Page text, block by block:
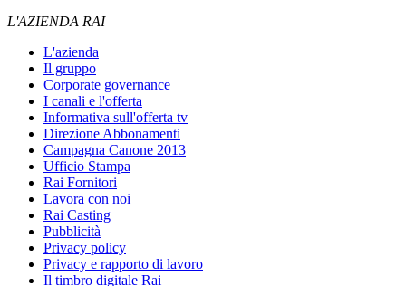
L'AZIENDA RAI
L'azienda
Il gruppo
Corporate governance
I canali e l'offerta
Informativa sull'offerta tv
Direzione Abbonamenti
Campagna Canone 2013
Ufficio Stampa
Rai Fornitori
Lavora con noi
Rai Casting
Pubblicità
Privacy policy
Privacy e rapporto di lavoro
Il timbro digitale Rai